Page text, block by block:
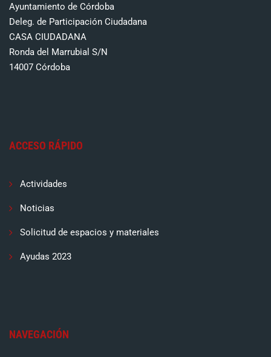
Ayuntamiento de Córdoba
Deleg. de Participación Ciudadana
CASA CIUDADANA
Ronda del Marrubial S/N
14007 Córdoba
ACCESO RÁPIDO
Actividades
Noticias
Solicitud de espacios y materiales
Ayudas 2023
NAVEGACIÓN